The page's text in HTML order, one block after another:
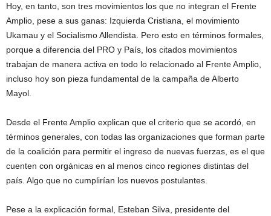
Hoy, en tanto, son tres movimientos los que no integran el Frente
Amplio, pese a sus ganas: Izquierda Cristiana, el movimiento
Ukamau y el Socialismo Allendista. Pero esto en términos formales,
porque a diferencia del PRO y País, los citados movimientos
trabajan de manera activa en todo lo relacionado al Frente Amplio,
incluso hoy son pieza fundamental de la campaña de Alberto
Mayol.
Desde el Frente Amplio explican que el criterio que se acordó, en
términos generales, con todas las organizaciones que forman parte
de la coalición para permitir el ingreso de nuevas fuerzas, es el que
cuenten con orgánicas en al menos cinco regiones distintas del
país. Algo que no cumplirían los nuevos postulantes.
Pese a la explicación formal, Esteban Silva, presidente del